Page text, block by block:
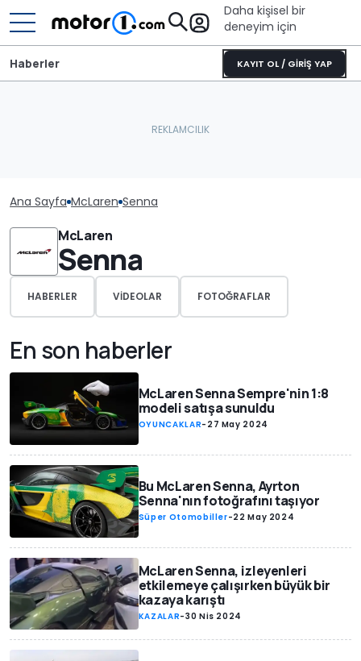
Daha kişisel bir
deneyim için
KAYIT OL / GİRİŞ YAP
Haberler
Ana Sayfa McLaren Senna
McLaren
Senna
HABERLER VIDEOLAR FOTOĞRAFLAR
En son haberler
McLaren Senna Sempre'nin 1:8
modeli satışa sunuldu
OYUNCAKLAR- 27 May 2024
Bu McLaren Senna, Ayrton
Senna'nın fotoğrafını taşıyor
Süper Otomobiller-22 May 2024
McLaren Senna, izleyenleri
etkilemeye çalışırken büyük bir
kazaya karıştı
KAZALAR-30 Nis 2024